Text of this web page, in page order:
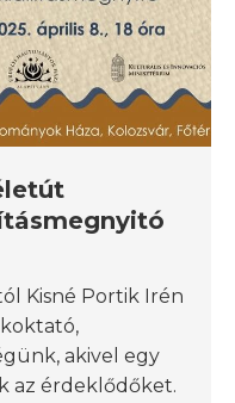
Kisné Portik Irén
akivel egy
az érdeklődőket.